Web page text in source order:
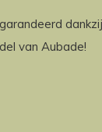
van Aubade!